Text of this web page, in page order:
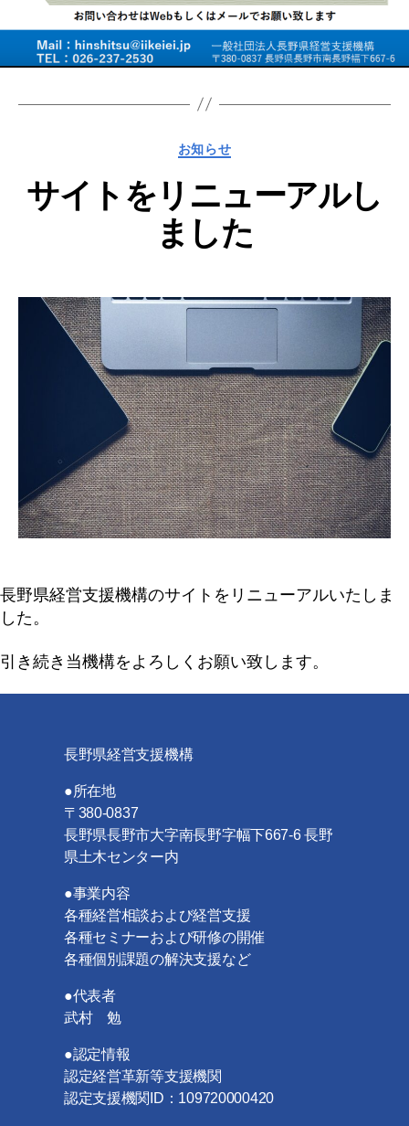
カ
ゴ
リ
お知らせ
サイトをリニューアルし
ました
長野県経営支援機構のサイトをリニューアルいたしま
した。
引き続き当機構をよろしくお願い致します。
長野県経営支援機構
●所在地
〒380-0837
長野県長野市大字南長野字幅下667-6 長野
県土木センター内
●事業内容
各種経営相談および経営支援
各種セミナーおよび研修の開催
各種個別課題の解決支援など
●代表者
武村 勉
●認定情報
認定経営革新等支援機関
認定支援機関ID：109720000420